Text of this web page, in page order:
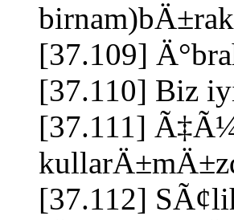
[37.109]
[37.110] Biz
[37.111]
[37.112]